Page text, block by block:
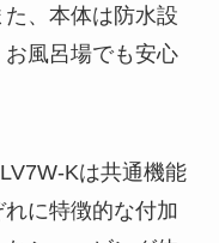
、本体は防水設
風呂場でも安心
Kは共通機能
に特徴的な付加